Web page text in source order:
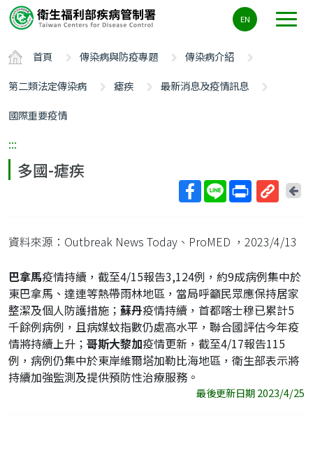
要
容
ALT+C
EN
首頁 傳染病與防疫專題
傳染病介紹
第二類法定傳染病
瘧疾
最新消息及疫情訊息
國際重要疫情
:::
多國-瘧疾
短
址
回
資料來源：Outbreak News Today、ProMED ，2023/4/13
巴拿馬疫情持續，截至4/15報告3,124例，約9成病例集中於
東巴拿馬、達連等熱帶雨林地區，當局呼籲民眾應保持居家
整潔及個人防護措施； 蘇丹疫情持續，首都喀士穆已累計5
千餘例病例，且病媒蚊指數仍處高水平，聯合國評估今年疫
情將持續上升； 哥斯大黎加疫情更新，截至4/17報告115
例，病例仍集中於東岸維爾塔加勒比海地區，衛生部表示將
持續加強監測及提供預防性治療服務。
最後更新日期 2023/4/25